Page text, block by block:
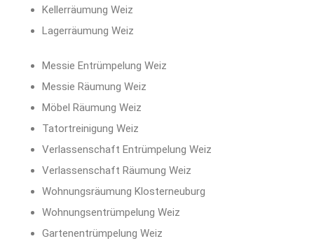
Kellerräumung Weiz
Lagerräumung Weiz
Messie Entrümpelung Weiz
Messie Räumung Weiz
Möbel Räumung Weiz
Tatortreinigung Weiz
Verlassenschaft Entrümpelung Weiz
Verlassenschaft Räumung Weiz
Wohnungsräumung Klosterneuburg
Wohnungsentrümpelung Weiz
Gartenentrümpelung Weiz